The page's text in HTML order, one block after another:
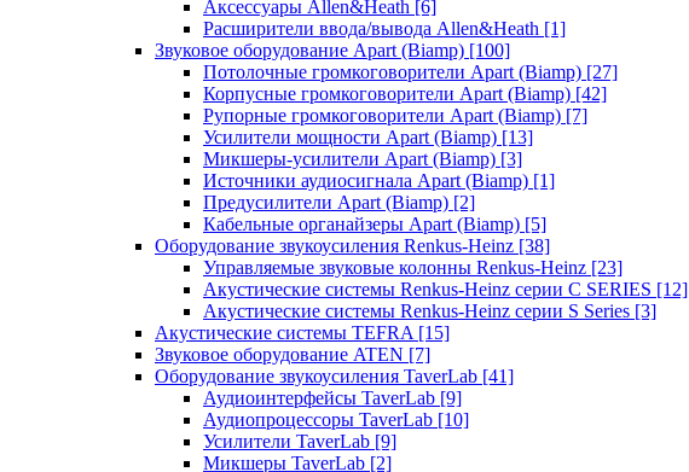
Аксессуары Allen&Heath [6]
Расширители ввода/вывода Allen&Heath [1]
Звуковое оборудование Apart (Biamp) [100]
Потолочные громкоговорители Apart (Biamp) [27]
Корпусные громкоговорители Apart (Biamp) [42]
Рупорные громкоговорители Apart (Biamp) [7]
Усилители мощности Apart (Biamp) [13]
Микшеры-усилители Apart (Biamp) [3]
Источники аудиосигнала Apart (Biamp) [1]
Предусилители Apart (Biamp) [2]
Кабельные органайзеры Apart (Biamp) [5]
Оборудование звукоусиления Renkus-Heinz [38]
Управляемые звуковые колонны Renkus-Heinz [23]
Акустические системы Renkus-Heinz серии C SERIES [12]
Акустические системы Renkus-Heinz серии S Series [3]
Акустические системы TEFRA [15]
Звуковое оборудование ATEN [7]
Оборудование звукоусиления TaverLab [41]
Аудиоинтерфейсы TaverLab [9]
Аудиопроцессоры TaverLab [10]
Усилители TaverLab [9]
Микшеры TaverLab [2]